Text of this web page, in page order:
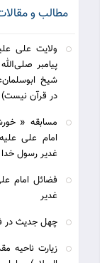
مطالب و
ولایت علی
پیامبر
شیخ
در قرآن نیست)
مسابقه «
امام علی
غدیر رسول
فضائل امام
غدیر
چهل جدیث در
زیارت ناحیه